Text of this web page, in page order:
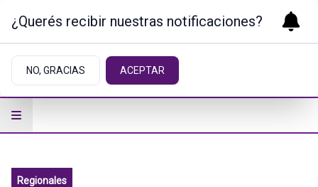
Regionales
¿Querés recibir nuestras notificaciones?
NO, GRACIAS ACEPTAR